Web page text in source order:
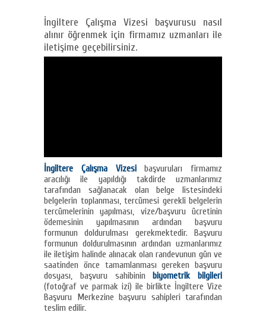
İngiltere Çalışma Vizesi başvurusu nasıl
alınır öğrenmek için firmamız uzmanları ile
iletişime geçebilirsiniz.
İngiltere Çalışma Vizesibaşvuruları firmamız
aracılığı ile yapıldığı takdirde uzmanlarımız
tarafından sağlanacak olan belge listesindeki
belgelerin toplanması, tercümesi gerekli belgelerin
tercümelerinin yapılması, vize/başvuru ücretinin
ödemesinin yapılmasının ardından başvuru
formunun doldurulması gerekmektedir. Başvuru
formunun doldurulmasının ardından uzmanlarımız
ile iletişim halinde alınacak olan randevunun gün ve
saatinden önce tamamlanması gereken başvuru
dosyası, başvuru sahibininbiyometrik bilgileri
(fotoğraf ve parmak izi) ile birlikte İngiltere Vize
Başvuru Merkezine başvuru sahipleri tarafından
teslim edilir.